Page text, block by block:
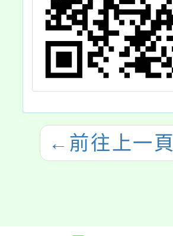
← 前往上一頁